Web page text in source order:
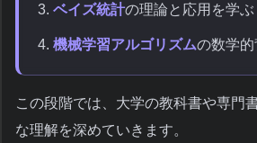
ベイズ統計の理論と応用を学ぶ
機械学習アルゴリズムの数学
この段階では、大学の教科書や専門
な理解を深めていきます。